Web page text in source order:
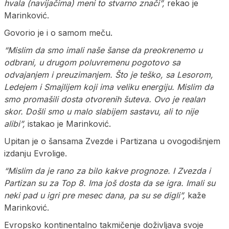
hvala (navijačima) meni to stvarno znači”, rekao je
Marinković.
Govorio je i o samom meču.
“Mislim da smo imali naše šanse da preokrenemo u
odbrani, u drugom poluvremenu pogotovo sa
odvajanjem i preuzimanjem. Što je teško, sa Lesorom,
Ledejem i Smajlijem koji ima veliku energiju. Mislim da
smo promašili dosta otvorenih šuteva. Ovo je realan
skor. Došli smo u malo slabijem sastavu, ali to nije
alibi”, istakao je Marinković.
Upitan je o šansama Zvezde i Partizana u ovogodišnjem
izdanju Evrolige.
“Mislim da je rano za bilo kakve prognoze. I Zvezda i
Partizan su za Top 8. Ima još dosta da se igra. Imali su
neki pad u igri pre mesec dana, pa su se digli”, kaže
Marinković.
Evropsko kontinentalno takmičenje doživljava svoje